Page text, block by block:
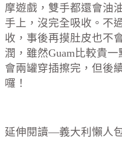
摩遊戲，雙手都還會油
手上，沒完全吸收。不
收，事後再摸肚皮也不
潤，雖然Guam比較貴
會兩罐穿插擦完，但後
囉！
延伸閱讀—義大利懶人